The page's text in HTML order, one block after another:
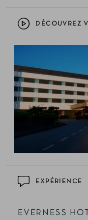
DÉCOUVREZ
EXPÉRIENCE
EVERNESS